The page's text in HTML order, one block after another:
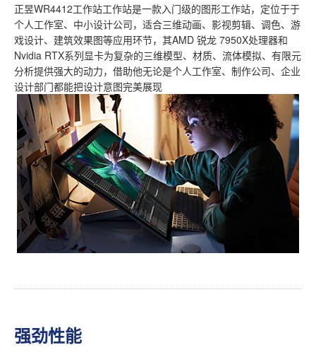
正昱WR4412工作站工作站是一款入门级的图形工作站，定位于于
个人工作室、中小设计公司，适合三维动画、影视剪辑、调色、游
戏设计、建筑效果图等应用环节，其AMD 锐龙 7950X处理器和
Nvidia RTX系列显卡为复杂的三维模型、材质、流体模拟、有限元
分析提供强大的动力，借助他无论是个人工作室、制作公司、企业
设计部门都能把设计意图完美展现
强劲性能